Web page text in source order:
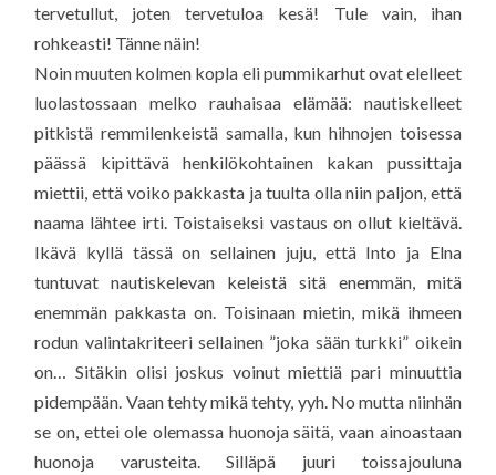
tervetullut, joten tervetuloa kesä! Tule vain, ihan
rohkeasti! Tänne näin!
Noin muuten kolmen kopla eli pummikarhut ovat elelleet
luolastossaan melko rauhaisaa elämää: nautiskelleet
pitkistä remmilenkeistä samalla, kun hihnojen toisessa
päässä kipittävä henkilökohtainen kakan pussittaja
miettii, että voiko pakkasta ja tuulta olla niin paljon, että
naama lähtee irti. Toistaiseksi vastaus on ollut kieltävä.
Ikävä kyllä tässä on sellainen juju, että Into ja Elna
tuntuvat nautiskelevan keleistä sitä enemmän, mitä
enemmän pakkasta on. Toisinaan mietin, mikä ihmeen
rodun valintakriteeri sellainen ”joka sään turkki” oikein
on… Sitäkin olisi joskus voinut miettiä pari minuuttia
pidempään. Vaan tehty mikä tehty, yyh. No mutta niinhän
se on, ettei ole olemassa huonoja säitä, vaan ainoastaan
huonoja varusteita. Silläpä juuri toissajouluna